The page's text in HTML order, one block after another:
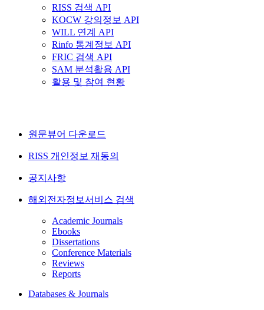
RISS 검색 API
KOCW 강의정보 API
WILL 연계 API
Rinfo 통계정보 API
FRIC 검색 API
SAM 분석활용 API
활용 및 참여 현황
원문뷰어 다운로드
RISS 개인정보 재동의
공지사항
해외전자정보서비스 검색
Academic Journals
Ebooks
Dissertations
Conference Materials
Reviews
Reports
Databases & Journals